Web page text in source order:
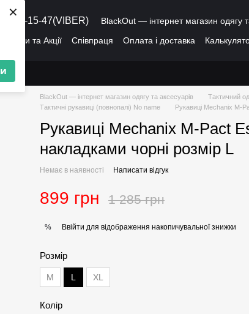
×
486-15-47(VIBER)
BlackOut — інтернет магазин одягу
Знижки та Акції Співпраця Оплата і доставка
BlackOut — інтернет магазин одягу та аксесуарів Тактичний
Тактичні рукавиці (повнопалі) No name
Рукавиці Mechanix M-
Рукавиці Mechanix M-Pact
накладками чорні розмір L
Немає в наявності Написати відгук
899 грн 1 285 грн
% Ввійти для відображення накопичувальної знижки
Розмір
M L XL
Колір